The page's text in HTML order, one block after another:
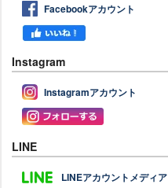
Facebookアカウント
Instagram
Instagramアカウント
LINE
LINEアカウントメディア